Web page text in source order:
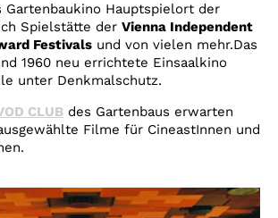
Gartenbaukino Hauptspielort der
Spielstätte der Vienna Independent
Festivals und von vielen mehr.Das
1960 neu errichtete Einsaalkino
unter Denkmalschutz.
CLUB des Gartenbaus erwarten
Filme für CineastInnen und